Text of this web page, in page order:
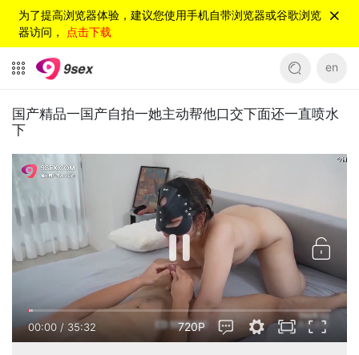
为了提高浏览器体验，建议您使用手机自带浏览器或谷歌浏览
器访问， 点击下载
en
国产精品一国产自拍一她主动帮他口交下面还一直喷水
下
00:00 / 35:32 720P